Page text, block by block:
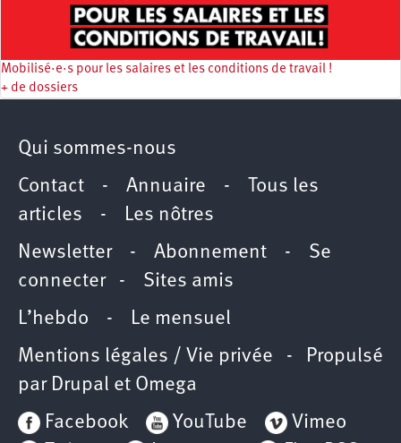
Mobilisé·e·s pour les salaires et les conditions de travail !
+ de dossiers
Qui sommes-nous
Contact - Annuaire -
Tous les
articles - Les nôtres
Newsletter- Abonnement - Se
connecter- Sites amis
L’hebdo - Le mensuel
Mentions légales / Vie privée - Propulsé
par Drupal et Omega
Facebook
YouTube
Vimeo